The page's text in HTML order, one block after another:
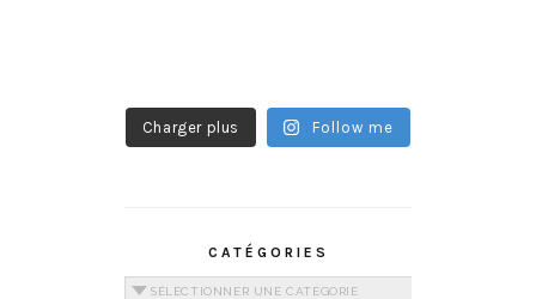
Charger plus Follow me
CATÉGORIES
Catégories